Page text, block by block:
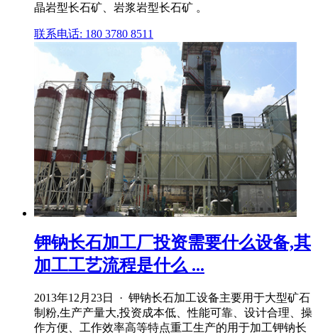
晶岩型长石矿、岩浆岩型长石矿 。
联系电话: 180 3780 8511
钾钠长石加工厂投资需要什么设备,其
加工工艺流程是什么 ...
2013年12月23日 · 钾钠长石加工设备主要用于大型矿石
制粉,生产产量大,投资成本低、性能可靠、设计合理、操
作方便、工作效率高等特点重工生产的用于加工钾钠长